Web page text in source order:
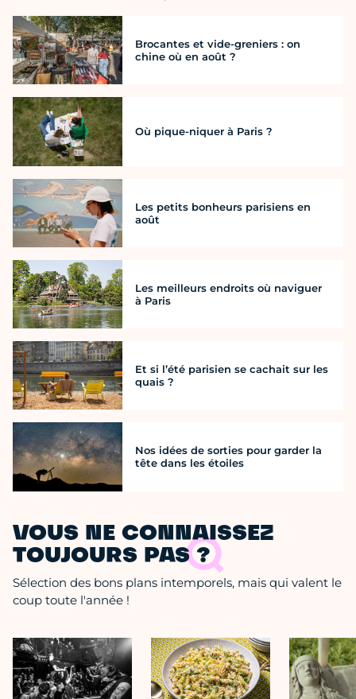
Brocantes et vide-greniers : on
chine où en août ?
Où pique-niquer à Paris ?
Les petits bonheurs parisiens en
août
Les meilleurs endroits où naviguer
à Paris
Et si l’été parisien se cachait sur les
quais ?
Nos idées de sorties pour garder la
tête dans les étoiles
VOUS NE CONNAISSEZ
TOUJOURS PAS ?
Sélection des bons plans intemporels, mais qui valent le
coup toute l'année !